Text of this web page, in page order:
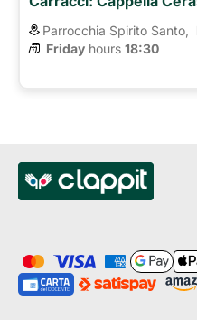
Parrocchia Spirito Santo,
Friday hours 18:30